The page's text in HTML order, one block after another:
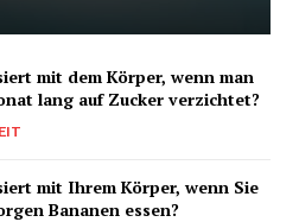
mit dem Körper, wenn man
lang auf Zucker verzichtet?
mit Ihrem Körper, wenn Sie
Bananen essen?